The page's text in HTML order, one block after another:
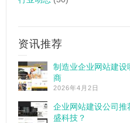
资讯推荐
制造业企业网站建设
商
2026年4月2日
企业网站建设公司
盛科技？